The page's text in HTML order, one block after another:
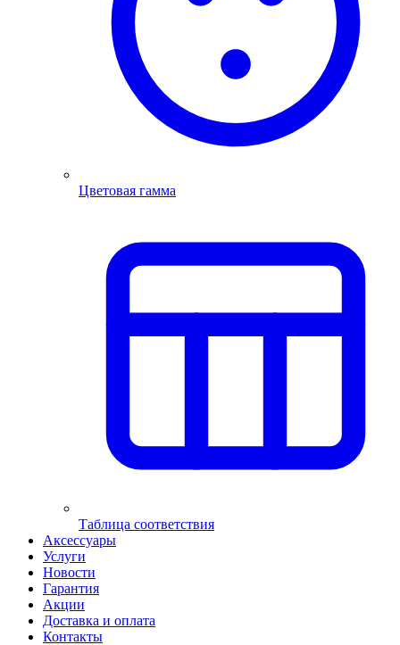
Цветовая гамма
Таблица соответствия
Аксессуары
Услуги
Новости
Гарантия
Акции
Доставка и оплата
Контакты